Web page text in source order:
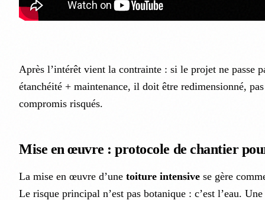
Après l’intérêt vient la contrainte : si le projet ne passe
étanchéité + maintenance, il doit être redimensionné,
compromis risqués.
Mise en œuvre : protocole de chantier
La mise en œuvre d’une toiture intensive se gère
Le risque principal n’est pas botanique : c’est l’eau.